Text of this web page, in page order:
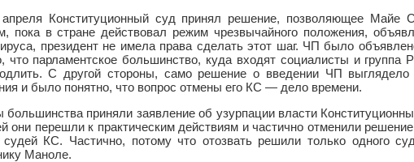
Конституционный суд принял решение, позволяющее Майе
пока в стране действовал режим чрезвычайного положения,
президент не имела права сделать этот шаг. ЧП было
что парламентское большинство, куда входят социалисты и группа
С другой стороны, само решение о введении ЧП
и было понятно, что вопрос отмены его КС — дело времени.
большинства приняли заявление об узурпации власти
они перешли к практическим действиям и частично отменили
судей КС. Частично, потому что отозвать решили только одного
Маноле.